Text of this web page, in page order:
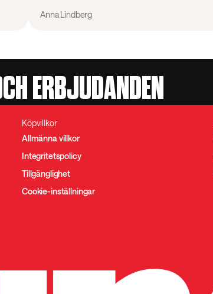
Anna Lindberg
ERBJUDANDEN
Köpvillkor
Allmänna villkor
Integritetspolicy
Tillgänglighet
Cookie-inställningar